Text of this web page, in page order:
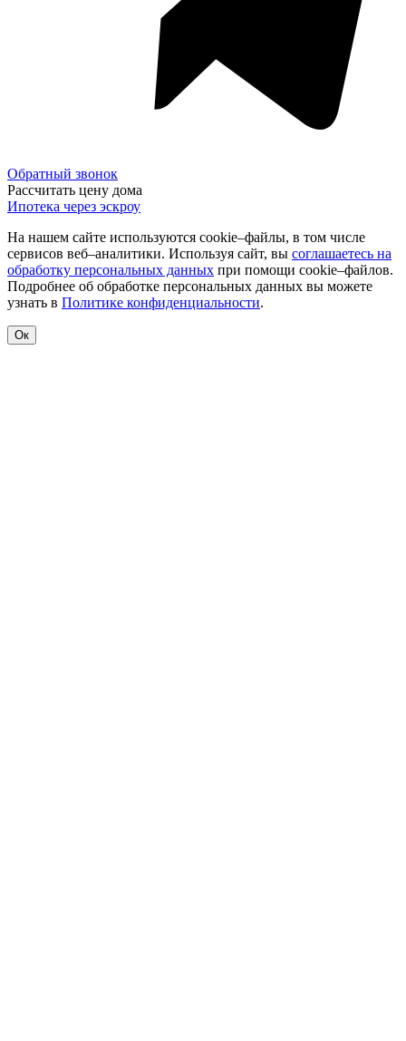
Обратный звонок
Рассчитать цену дома
Ипотека через эскроу
На нашем сайте используются cookie–файлы, в том числе
сервисов веб–аналитики. Используя сайт, вы соглашаетесь на
обработку персональных данных при помощи cookie–файлов.
Подробнее об обработке персональных данных вы можете
узнать в Политике конфиденциальности.
Ок